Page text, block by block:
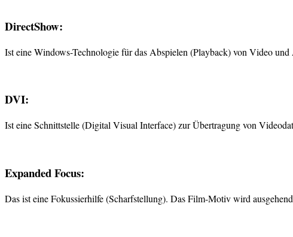
DirectShow:
Ist eine Windows-Technologie für das Abspielen (Playback) von Video
DVI:
Ist eine Schnittstelle (Digital Visual Interface) zur Übertragung von
Expanded Focus:
Das ist eine Fokussierhilfe (Scharfstellung). Das Film-Motiv wird